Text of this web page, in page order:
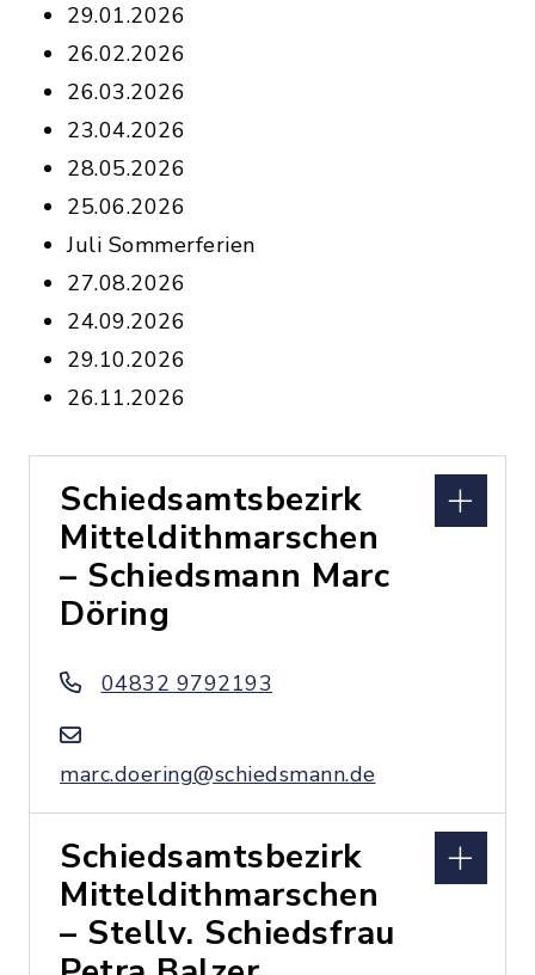
29.01.2026
26.02.2026
26.03.2026
23.04.2026
28.05.2026
25.06.2026
Juli Sommerferien
27.08.2026
24.09.2026
29.10.2026
26.11.2026
Schiedsamtsbezirk
Mitteldithmarschen
– Schiedsmann Marc
Döring
04832 9792193
marc.doering@schiedsmann.de
Schiedsamtsbezirk
Mitteldithmarschen
– Stellv. Schiedsfrau